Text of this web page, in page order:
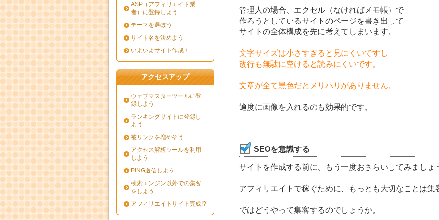
管理人の場合、エクセル（なければメモ帳）で
作ろうとしているサイトのページを書き出して
サイトの全体構成を先に考えてしまいます。
文字サイズは小さすぎると見にくいですし
改行も無駄に空けると読みにくいです。
文章が全て黒色だとメリハリがありません。
適度に画像を入れるのも効果的です。
SEOを意識する
サイトを作成する前に、もう一度おさらいしてみましょ
アフィリエイトで稼ぐために、もっとも大切なことは集
ではどうやって集客するのでしょうか。
ASP（アフィリエイト業
者）に登録しよう
テーマを選ぼう
サイト名を決めよう
いよいよサイト作成！
アクセスアップ
ウェブマスターツールに登
録しよう
ランキングサイトに登録し
よう
被リンクを増やそう
アクセス解析ツールを利用
しよう
PING送信しよう
検索エンジン以外での集客
をしよう
アフィリエイトサイト完成!?